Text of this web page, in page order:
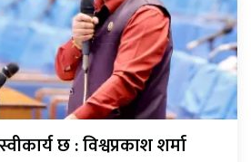
छ : विश्वप्रकाश शर्मा